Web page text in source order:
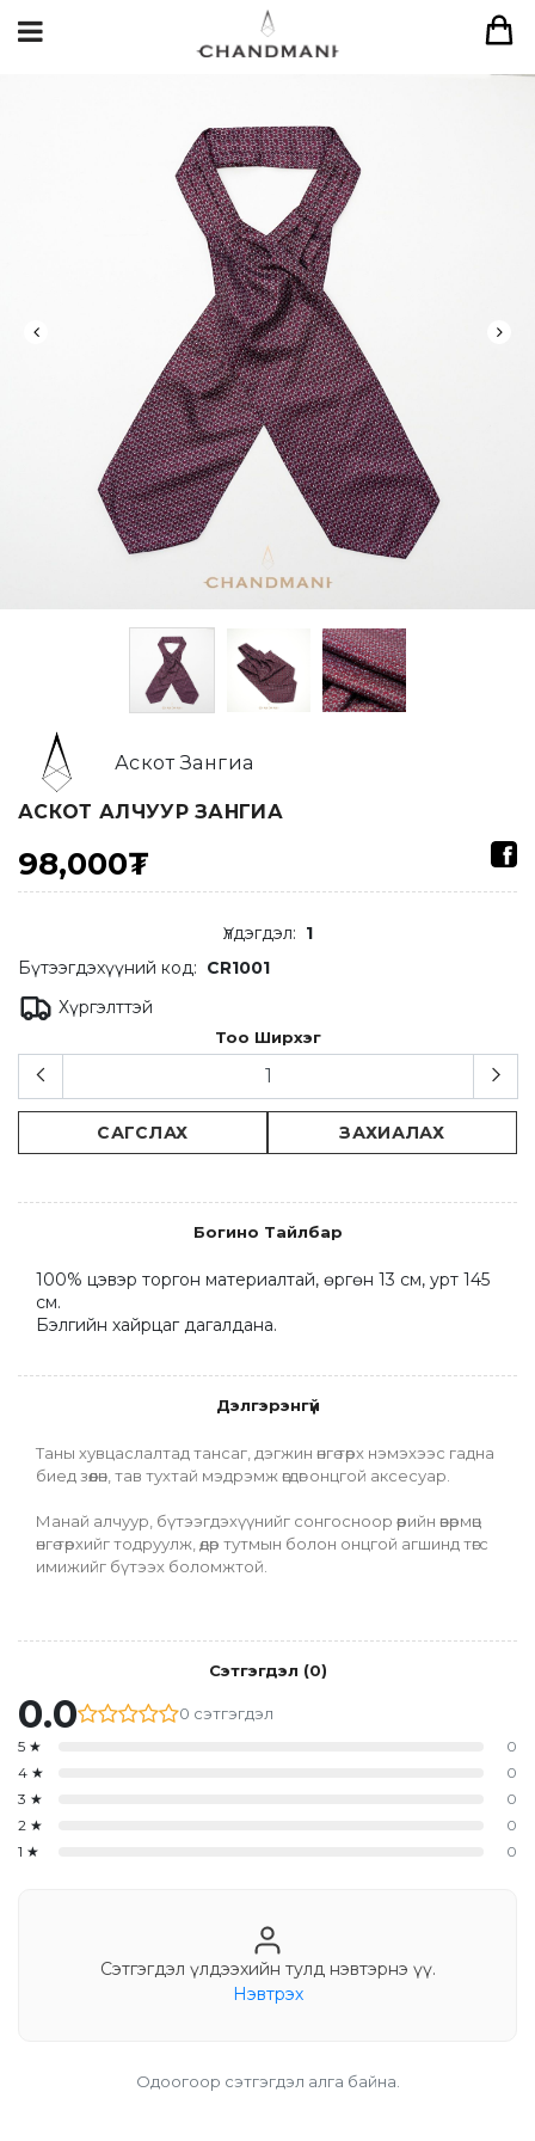
Аскот Зангиа
АСКОТ АЛЧУУР ЗАНГИА
98,000₮
Үлдэгдэл: 1
Бүтээгдэхүүний код: CR1001
Хүргэлттэй
Тоо Ширхэг
САГСЛАХ ЗАХИАЛАХ
Богино Тайлбар
100% цэвэр торгон материалтай, өргөн 13 см, урт 145
см.
Бэлгийн хайрцаг дагалдана.
Дэлгэрэнгүй
Таны хувцаслалтад тансаг, дэгжин өнгө төрх нэмэхээс гадна
биед зөөлөн, тав тухтай мэдрэмж өгдөг онцгой аксесуар.
Манай алчуур, бүтээгдэхүүнийг сонгосноор өөрийн өвөрмөц
өнгө төрхийг тодруулж, өдөр тутмын болон онцгой агшинд төгс
имижийг бүтээх боломжтой.
Сэтгэгдэл (0)
0.0 0 сэтгэгдэл
5 ★
0
4 ★
0
3 ★
0
2 ★
0
1 ★ 0
Сэтгэгдэл үлдээхийн тулд нэвтэрнэ үү.
Нэвтрэх
Одоогоор сэтгэгдэл алга байна.